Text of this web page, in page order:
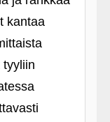
kantaa
tyyliin